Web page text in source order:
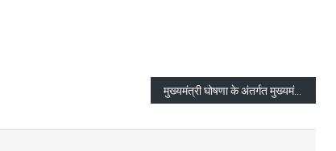
मुख्यमंत्री घोषणा के अंतर्गत मुख्यमंत्री ने प्रदान की स्वीकृति